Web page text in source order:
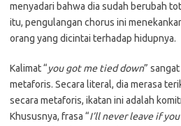
menyadari bahwa dia sudah berubah
itu, pengulangan chorus ini
orang yang dicintai terhadap hidupnya.
Kalimat “you got me tied down”
metaforis. Secara literal, dia merasa
secara metaforis, ikatan ini adalah
Khususnya, frasa “I’ll never leave if